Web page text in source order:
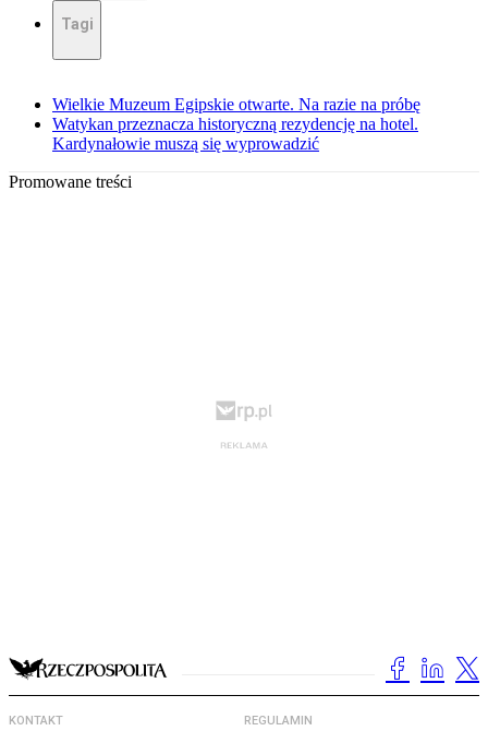
Tagi
Wielkie Muzeum Egipskie otwarte. Na razie na próbę
Watykan przeznacza historyczną rezydencję na hotel.
Kardynałowie muszą się wyprowadzić
Promowane treści
KONTAKT REGULAMIN